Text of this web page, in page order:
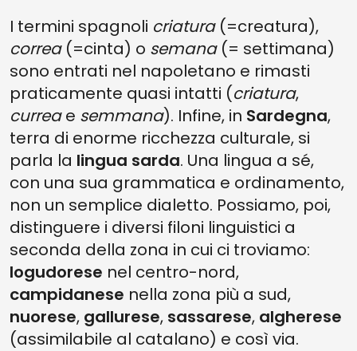
I termini spagnoli criatura(=creatura),
correa (=cinta) o semana(= settimana)
sono entrati nel napoletano e rimasti
praticamente quasi intatti (criatura,
curreae semmana). Infine, in Sardegna,
terra di enorme ricchezza culturale, si
parla la lingua sarda. Una lingua a sé,
con una sua grammatica e ordinamento,
non un semplice dialetto. Possiamo, poi,
distinguere i diversi filoni linguistici a
seconda della zona in cui ci troviamo:
logudorese nel centro-nord,
campidanese nella zona più a sud,
nuorese, gallurese, sassarese, algherese
(assimilabile al catalano) e così via.